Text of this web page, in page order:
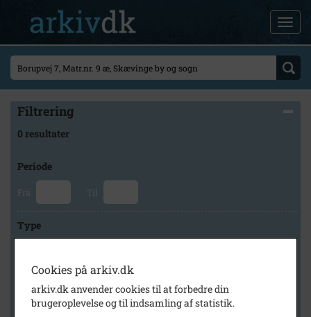
Filtrering
0 resultater
Periode
Fra Til
Type
Arkiv
Lokalhistorisk Forening for Skævinge og Omegn
Cookies på arkiv.dk
arkiv.dk anvender cookies til at forbedre din
brugeroplevelse og til indsamling af statistik.